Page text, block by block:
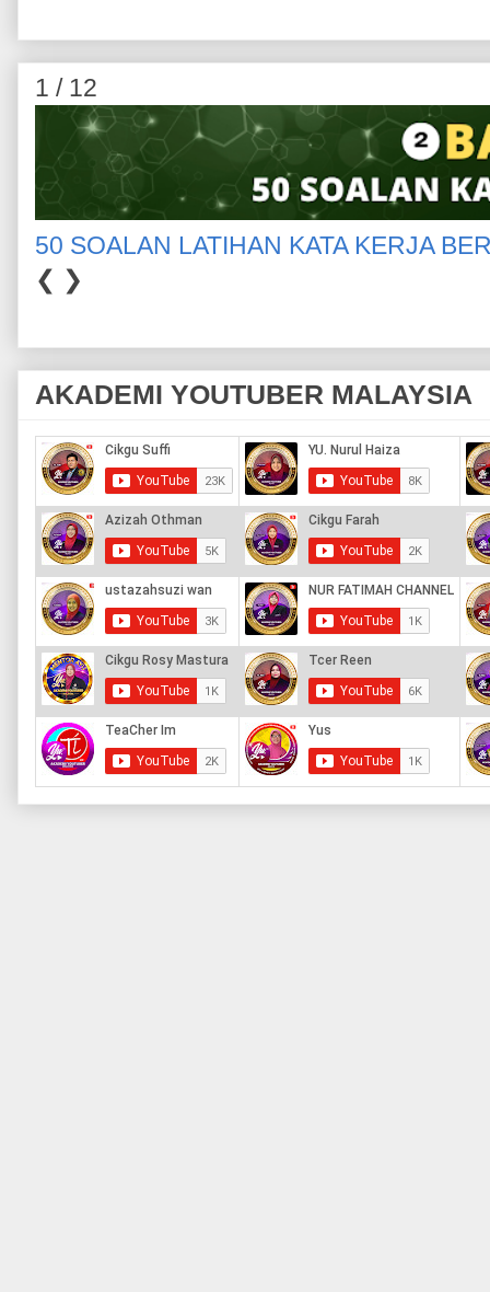
1 / 12
50 SOALAN LATIHAN KATA KERJA
❮ ❯
AKADEMI YOUTUBER MALAYSIA